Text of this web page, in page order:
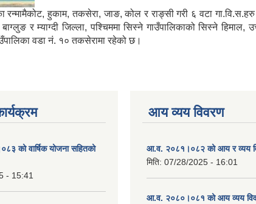
रन्मामैकोट, हुकाम, तकसेरा, जाङ, कोल र राङ्सी गरी ६ वटा
र म्याग्दी जिल्ला, पश्चिममा सिस्ने गाउँपालिकाको सिस्ने हिमाल,
वडा नं. १० तकसेरामा रहेको छ।
को वार्षिक योजना सहितको
- 15:41
आय व्यय विवरण
आ.व. २०८१।०८२ को आय र व्यय
मिति: 07/28/2025 - 16:01
आ.व. २०८०।०८१ को आय व्यय